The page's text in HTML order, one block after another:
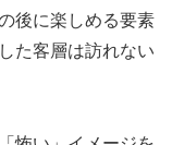
後に楽しめる要素
た客層は訪れない